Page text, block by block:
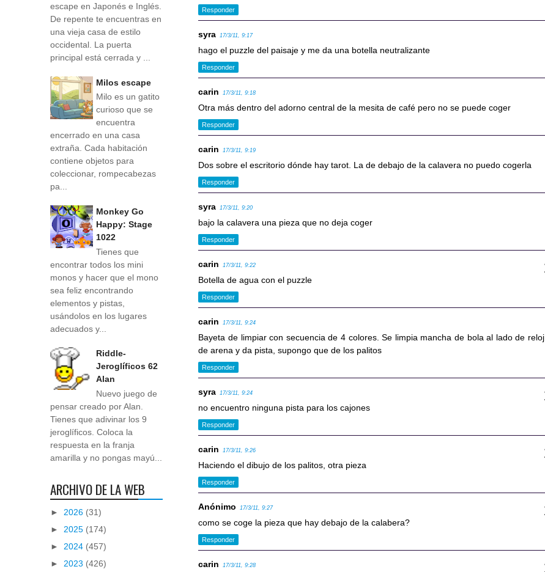
Responder
syra 17/3/11, 9:17
hago el puzzle del paisaje y me da una botella neutralizante
Responder
carin 17/3/11, 9:18
Otra más dentro del adorno central de la mesita de café pero no se puede coger
Responder
carin 17/3/11, 9:19
Dos sobre el escritorio dónde hay tarot. La de debajo de la calavera no puedo cogerla
Responder
syra 17/3/11, 9:20
bajo la calavera una pieza que no deja coger
Responder
carin 17/3/11, 9:22
Botella de agua con el puzzle
Responder
carin 17/3/11, 9:24
Bayeta de limpiar con secuencia de 4 colores. Se limpia mancha de bola al lado de reloj
de arena y da pista, supongo que de los palitos
Responder
syra 17/3/11, 9:24
no encuentro ninguna pista para los cajones
Responder
carin 17/3/11, 9:26
Haciendo el dibujo de los palitos, otra pieza
Responder
Anónimo 17/3/11, 9:27
como se coge la pieza que hay debajo de la calabera?
Responder
carin 17/3/11, 9:28
escape en Japonés e Inglés.
De repente te encuentras en
una vieja casa de estilo
occidental. La puerta
principal está cerrada y ...
Milos escape
Milo es un gatito
curioso que se
encuentra
encerrado en una casa
extraña. Cada habitación
contiene objetos para
coleccionar, rompecabezas
pa...
Monkey Go
Happy: Stage
1022
Tienes que
encontrar todos los mini
monos y hacer que el mono
sea feliz encontrando
elementos y pistas,
usándolos en los lugares
adecuados y...
Riddle-
Jeroglíficos 62
Alan
Nuevo juego de
pensar creado por Alan.
Tienes que adivinar los 9
jeroglíficos. Coloca la
respuesta en la franja
amarilla y no pongas mayú...
ARCHIVO DE LA WEB
► 2026 (31)
► 2025 (174)
► 2024 (457)
► 2023 (426)